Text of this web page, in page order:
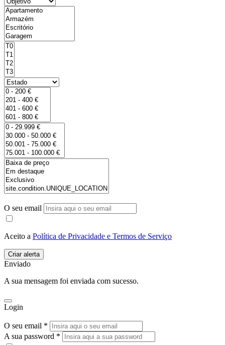
O seu email
Aceito a Política de Privacidade e Termos de Serviço
Enviado
A sua mensagem foi enviada com sucesso.
Login
O seu email *
A sua password *